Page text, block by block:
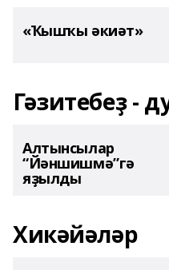
«Ҡышҡы әкиәт»
Гәзитебеҙ -
Алтынсылар
“Йәншишмә”гә
яҙылды
Хикәйәләр